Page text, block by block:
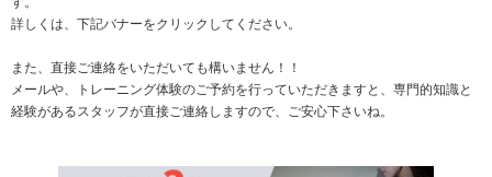
詳しくは、下記バナーをクリックしてください。
また、直接ご連絡をいただいても構いません！！
メールや、トレーニング体験のご予約を行っていただきますと、専門的知識と
経験があるスタッフが直接ご連絡しますので、ご安心下さいね。